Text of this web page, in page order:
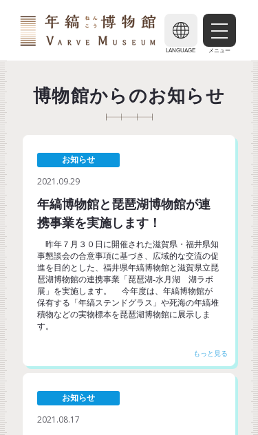
LANGUAGE メニュー
博物館からのお知らせ
お知らせ
2021.09.29
年縞博物館と琵琶湖博物館が連
携事業を実施します！
昨年７月３０日に開催された滋賀県・福井県知
事懇談会の合意事項に基づき、広域的な交流の促
進を目的とした、福井県年縞博物館と滋賀県立琵
琶湖博物館の連携事業「琵琶湖-水月湖 湖ラボ
展」を実施します。 今年度は、年縞博物館が
保有する「年縞ステンドグラス」や死海の年縞堆
積物などの実物標本を琵琶湖博物館に展示しま
す。
お知らせ
2021.08.17